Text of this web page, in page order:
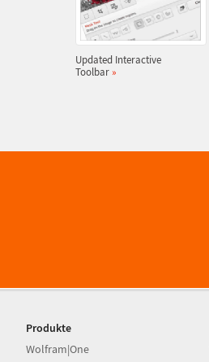
Updated Interactive
Toolbar »
Produkte
Wolfram|One